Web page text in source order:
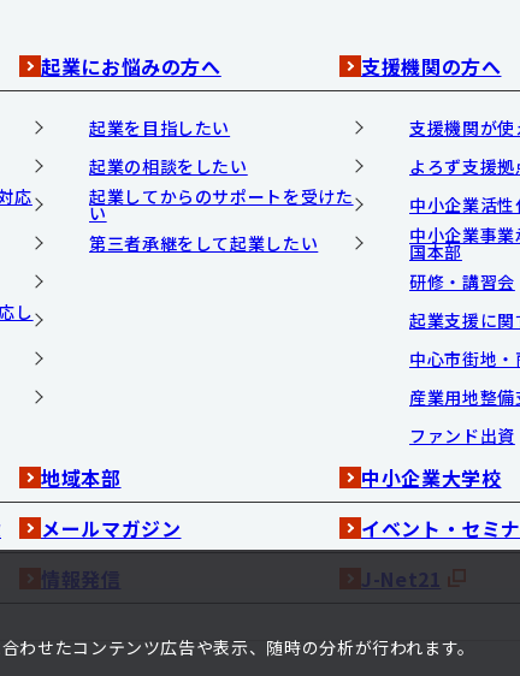
せたコンテンツ広告や表示、随時の分析が行われます。
応
し
起業にお悩みの方へ
起業を目指したい
起業の相談をしたい
起業してからのサポートを受けた
い
第三者承継をして起業したい
支援機関の方へ
支援機関が
よろず支援
中小企業活
中小企業事
国本部
研修・講習会
起業支援に関
中心市街地
産業用地整
ファンド出資
地域本部 中小企業大学校
メールマガジン イベント・セミ
情報発信 J-Net21